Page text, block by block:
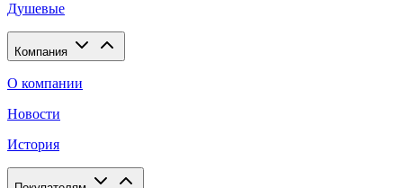
Душевые
Компания
О компании
Новости
История